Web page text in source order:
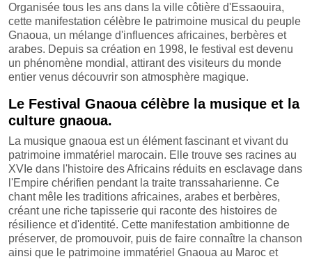
Organisée tous les ans dans la ville côtière d'Essaouira,
cette manifestation célèbre le patrimoine musical du peuple
Gnaoua, un mélange d'influences africaines, berbères et
arabes. Depuis sa création en 1998, le festival est devenu
un phénomène mondial, attirant des visiteurs du monde
entier venus découvrir son atmosphère magique.
Le Festival Gnaoua célèbre la musique et la
culture gnaoua.
La musique gnaoua est un élément fascinant et vivant du
patrimoine immatériel marocain. Elle trouve ses racines au
XVIe dans l'histoire des Africains réduits en esclavage dans
l'Empire chérifien pendant la traite transsaharienne. Ce
chant mêle les traditions africaines, arabes et berbères,
créant une riche tapisserie qui raconte des histoires de
résilience et d'identité. Cette manifestation ambitionne de
préserver, de promouvoir, puis de faire connaître la chanson
ainsi que le patrimoine immatériel Gnaoua au Maroc et